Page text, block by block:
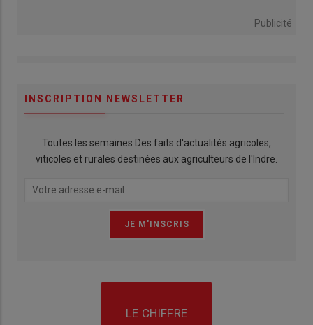
Publicité
INSCRIPTION NEWSLETTER
Toutes les semaines Des faits d'actualités agricoles,
viticoles et rurales destinées aux agriculteurs de l'Indre.
LE CHIFFRE